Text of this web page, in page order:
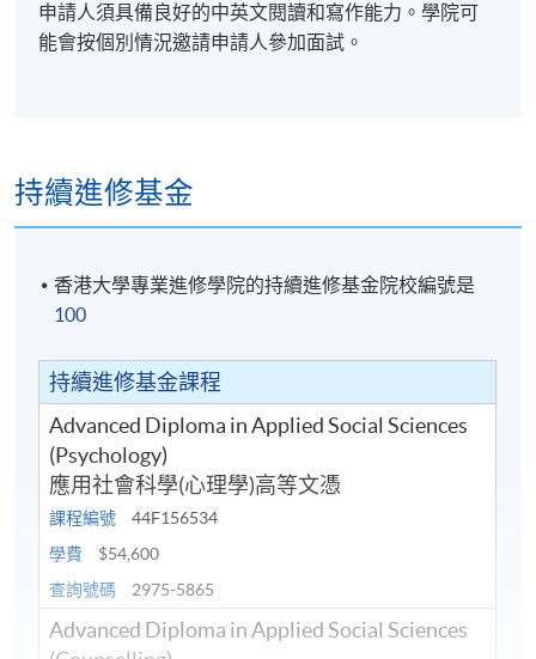
申請人須具備良好的中英文閱讀和寫作能力。學院可
能會按個別情況邀請申請人參加面試。
持續進修基金
香港大學專業進修學院的持續進修基金院校編號是
100
持續進修基金課程
Advanced Diploma in Applied Social Sciences
(Psychology)
應用社會科學(心理學)高等文憑
課程編號
44F156534
學費
$54,600
查詢號碼
2975-5865
Advanced Diploma in Applied Social Sciences